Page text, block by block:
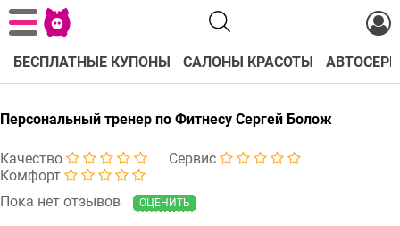
БЕСПЛАТНЫЕ КУПОНЫ САЛОНЫ КРАСОТЫ
Персональный тренер по Фитнесу Сергей Болож
Качество
Сервис
Комфорт
Пока нет отзывов
ОЦЕНИТЬ